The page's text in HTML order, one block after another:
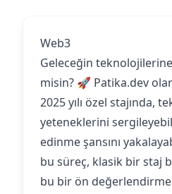
Web3
Geleceğin
misin? 🚀 Patika.dev
2025 yılı özel stajında,
yeteneklerini
edinme şansını
bu süreç, klasik bir staj
bu bir ön değerlendirme